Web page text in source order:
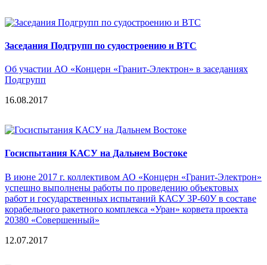
Заседания Подгрупп по судостроению и ВТС
Об участии АО «Концерн «Гранит-Электрон» в заседаниях
Подгрупп
16.08.2017
Госиспытания КАСУ на Дальнем Востоке
В июне 2017 г. коллективом АО «Концерн «Гранит-Электрон»
успешно выполнены работы по проведению объектовых
работ и государственных испытаний КАСУ 3Р-60У в составе
корабельного ракетного комплекса «Уран» корвета проекта
20380 «Совершенный»
12.07.2017